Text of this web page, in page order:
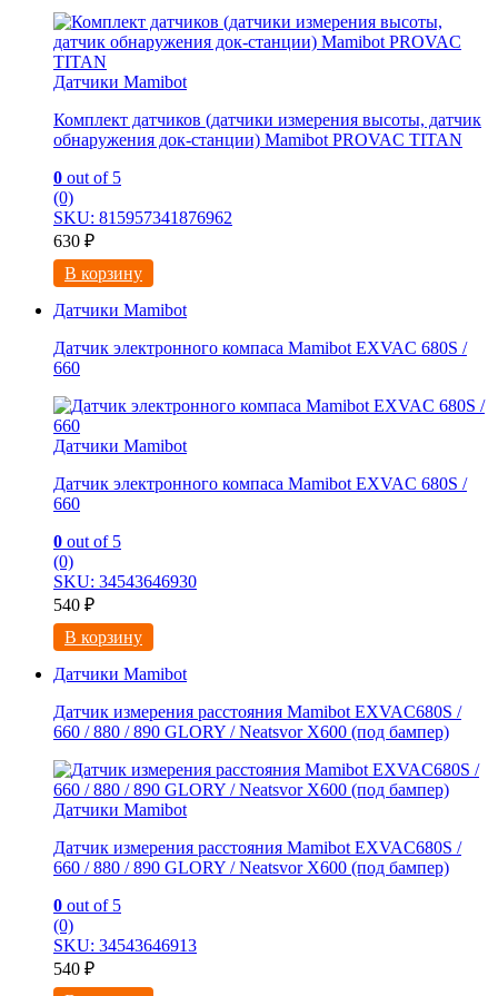
Датчики Mamibot
Комплект датчиков (датчики измерения высоты, датчик
обнаружения док-станции) Mamibot PROVAC TITAN
0 out of 5
(0)
SKU: 815957341876962
630 ₽
В корзину
Датчики Mamibot
Датчик электронного компаса Mamibot EXVAC 680S /
660
Датчики Mamibot
Датчик электронного компаса Mamibot EXVAC 680S /
660
0 out of 5
(0)
SKU: 34543646930
540 ₽
В корзину
Датчики Mamibot
Датчик измерения расстояния Mamibot EXVAC680S /
660 / 880 / 890 GLORY / Neatsvor X600 (под бампер)
Датчики Mamibot
Датчик измерения расстояния Mamibot EXVAC680S /
660 / 880 / 890 GLORY / Neatsvor X600 (под бампер)
0 out of 5
(0)
SKU: 34543646913
540 ₽